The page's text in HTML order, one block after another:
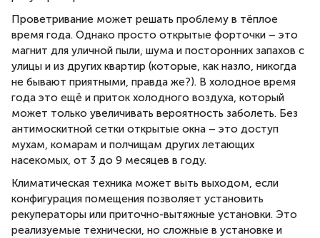
Проветривание может решать проблему в тёплое
время года. Однако просто открытые форточки – это
магнит для уличной пыли, шума и посторонних запахов с
улицы и из других квартир (которые, как назло, никогда
не бывают приятными, правда же?). В холодное время
года это ещё и приток холодного воздуха, который
может только увеличивать вероятность заболеть. Без
антимоскитной сетки открытые окна – это доступ
мухам, комарам и полчищам других летающих
насекомых, от 3 до 9 месяцев в году.
Климатическая техника может выть выходом, если
конфигурация помещения позволяет установить
рекуператоры или приточно-вытяжные установки. Это
реализуемые технически, но сложные в установке и